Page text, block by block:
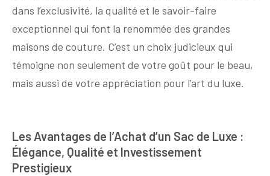
dans l’exclusivité, la qualité et le savoir-faire
exceptionnel qui font la renommée des grandes
maisons de couture. C’est un choix judicieux qui
témoigne non seulement de votre goût pour le beau,
mais aussi de votre appréciation pour l’art du luxe.
Les Avantages de l’Achat d’un Sac de Luxe :
Élégance, Qualité et Investissement
Prestigieux